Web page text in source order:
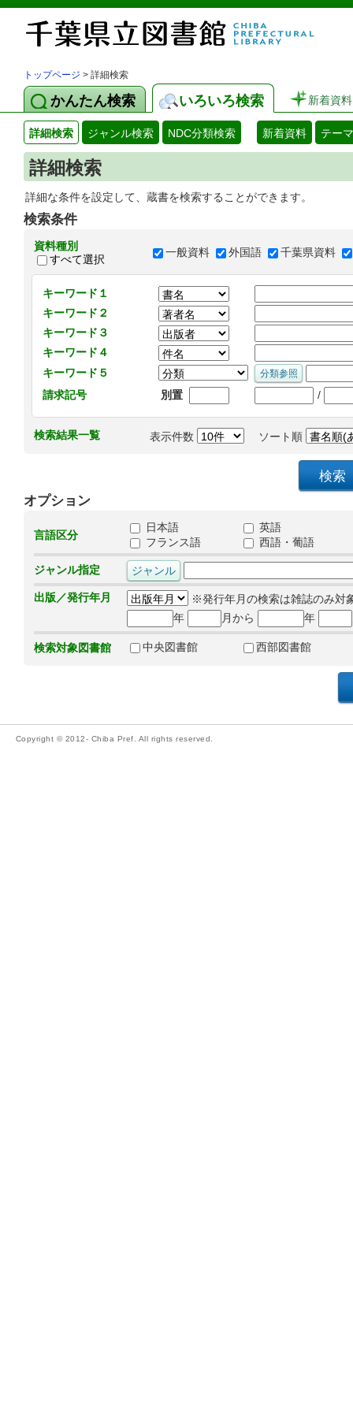
トップページ > 詳細検索
かんたん検索 いろいろ検索 新着資料
詳細検索 ジャンル検索 NDC分類検索 新着資料 テー
詳細検索
詳細な条件を設定して、蔵書を検索することができます。
検索条件
資料種別
すべて選択
一般資料 外国語 千葉県資料
キーワード１
キーワード２
キーワード３
キーワード４
キーワード５
請求記号
別置 /
検索結果一覧 表示件数 ソート順
オプション
言語区分
日本語
英語
フランス語
西語・葡語
ジャンル指定
出版／発行年月
※発行年月の検索は雑誌のみ対
年
月から 年
検索対象図書館 中央図書館 西部図書館
Copyright © 2012- Chiba Pref. All rights reserved.